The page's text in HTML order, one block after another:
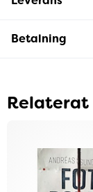
Betalning